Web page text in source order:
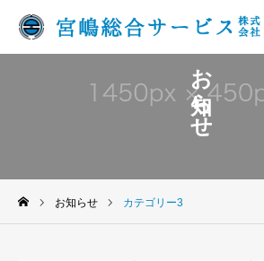
お知らせ
お知らせ カテゴリー3